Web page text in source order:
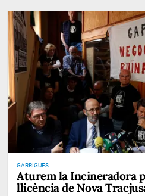
GARRIGUES
Aturem la Incineradora
llicència de Nova